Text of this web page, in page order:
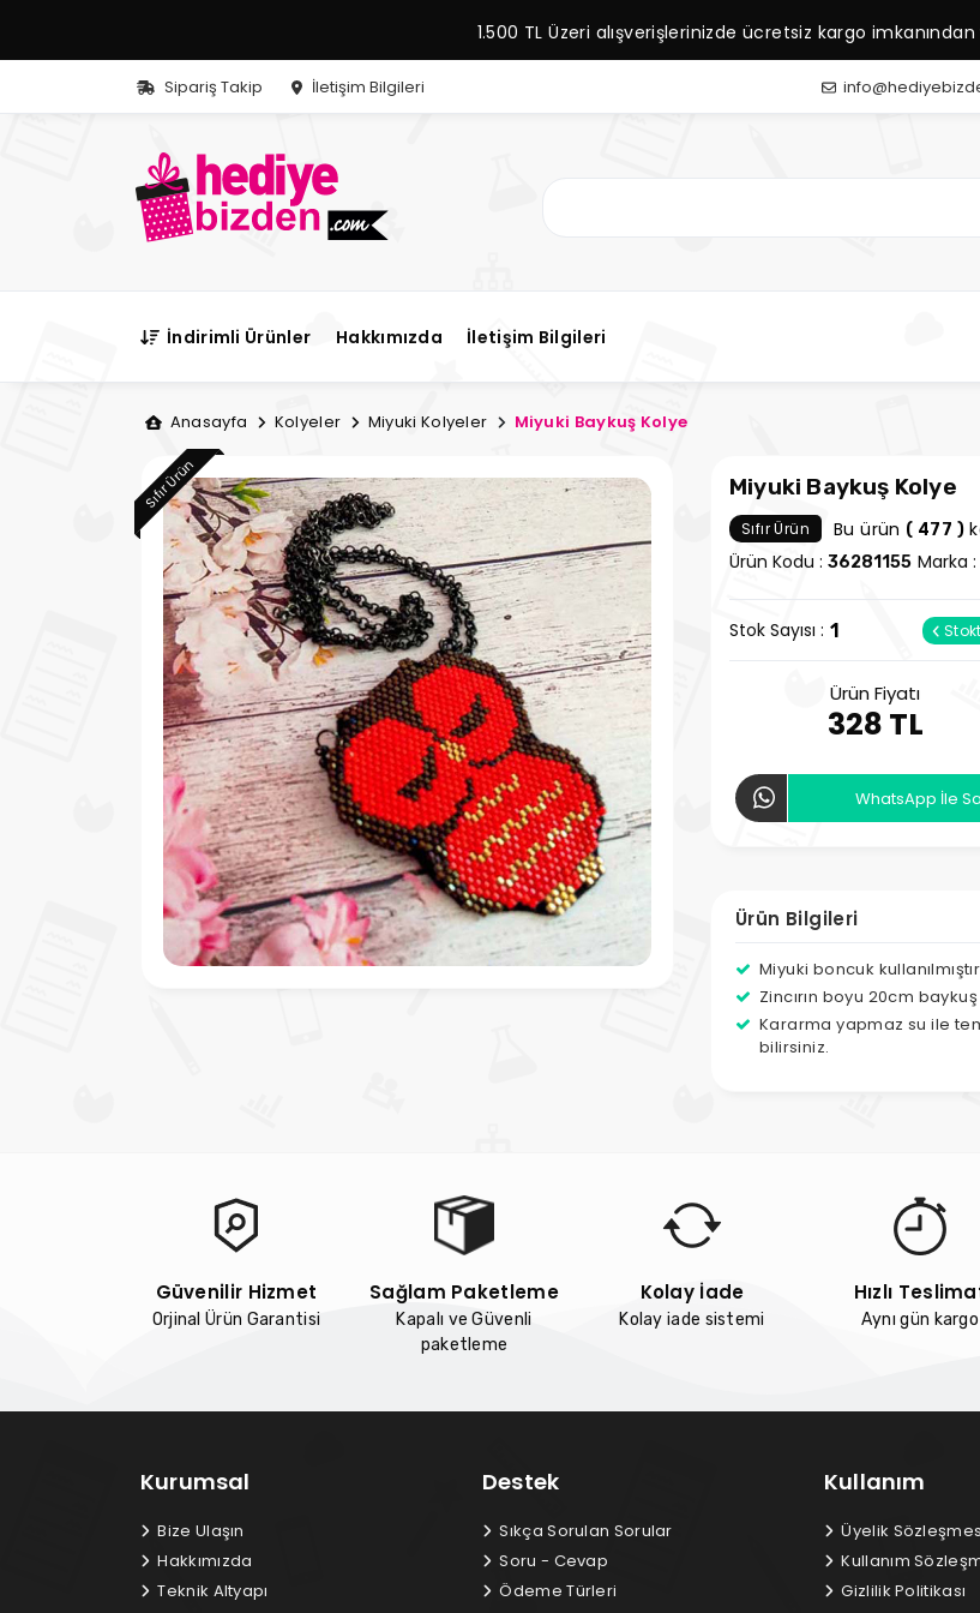
1.500 TL Üzeri alışverişlerinizde ücretsiz kargo
Sipariş Takip İletişim Bilgileri
İndirimli Ürünler Hakkımızda İletişim Bilgileri
Anasayfa Kolyeler Miyuki Kolyeler Miyuki Baykuş Kolye
Sıfır Ürün Miyuki Baykuş Kolye
Sıfır Ürün Bu ürün ( 477 )
Ürün Kodu : 36281155 Marka :
Stok Sayısı : 1
Ürün Fiyatı
328 TL
WhatsApp İle
Ürün Bilgileri
Miyuki boncuk
Zincırın boyu 20cm
Kararma yapmaz su ile
bilirsiniz.
Güvenilir Hizmet
Orjinal Ürün Garantisi
Sağlam Paketleme
Kapalı ve Güvenli
paketleme
Kolay İade
Kolay iade sistemi
Hızlı
Aynı gün kargo
Kurumsal
Bize Ulaşın
Hakkımızda
Teknik Altyapı
Destek
Sıkça Sorulan Sorular
Soru - Cevap
Ödeme Türleri
Kullanım
Üyelik
Kullanım
Gizlilik Politikası